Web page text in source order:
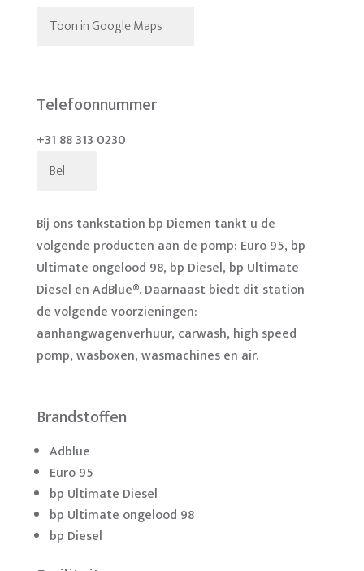
Toon in Google Maps
Telefoonnummer
+31 88 313 0230
Bel
Bij ons tankstation bp Diemen tankt u de
volgende producten aan de pomp: Euro 95, bp
Ultimate ongelood 98, bp Diesel, bp Ultimate
Diesel en AdBlue®. Daarnaast biedt dit station
de volgende voorzieningen:
aanhangwagenverhuur, carwash, high speed
pomp, wasboxen, wasmachines en air.
Brandstoffen
Adblue
Euro 95
bp Ultimate Diesel
bp Ultimate ongelood 98
bp Diesel